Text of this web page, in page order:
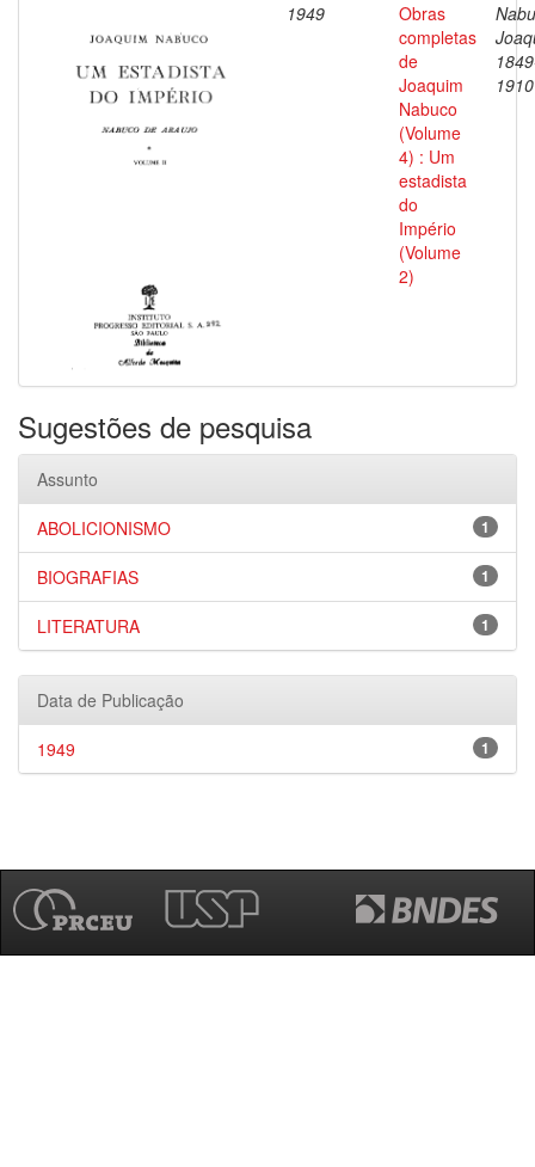
1949
Obras
completas
de
Joaquim
Nabuco
(Volume
4) : Um
estadista
do
Império
(Volume
2)
1910
Sugestões de pesquisa
Assunto
1
ABOLICIONISMO
1
BIOGRAFIAS
1
LITERATURA
Data de Publicação
1
1949